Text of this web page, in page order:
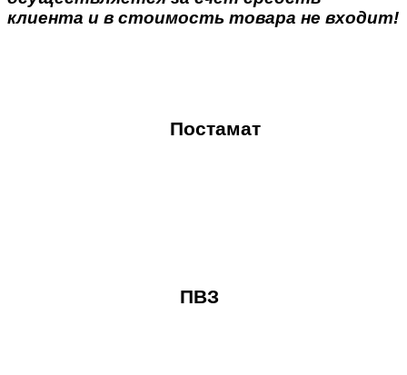
клиента и в стоимость товара не входит!
Постамат
ПВЗ